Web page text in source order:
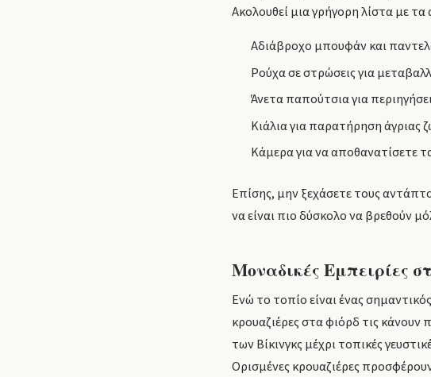
Ακολουθεί μια γρήγορη λίστα με
Αδιάβροχο μπουφάν και
Ρούχα σε στρώσεις για
Άνετα παπούτσια για
Κιάλια για παρατήρηση άγριας
Κάμερα για να αποθανατίσετε
Επίσης, μην ξεχάσετε τους
να είναι πιο δύσκολο να βρεθούν
Μοναδικές Εμπειρίες
Ενώ το τοπίο είναι ένας
κρουαζιέρες στα φιόρδ τις κάνουν
των Βίκινγκς μέχρι τοπικές
Ορισμένες κρουαζιέρες